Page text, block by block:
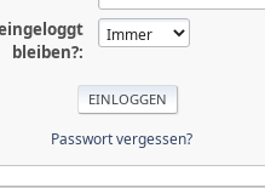
bleiben?:
Passwort vergessen?